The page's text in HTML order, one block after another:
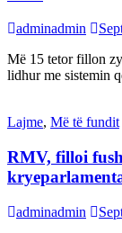
adminadmin
Më 15 tetor fillon
lidhur me sistemin
Lajme, Më të fundit
RMV, filloi
adminadmin